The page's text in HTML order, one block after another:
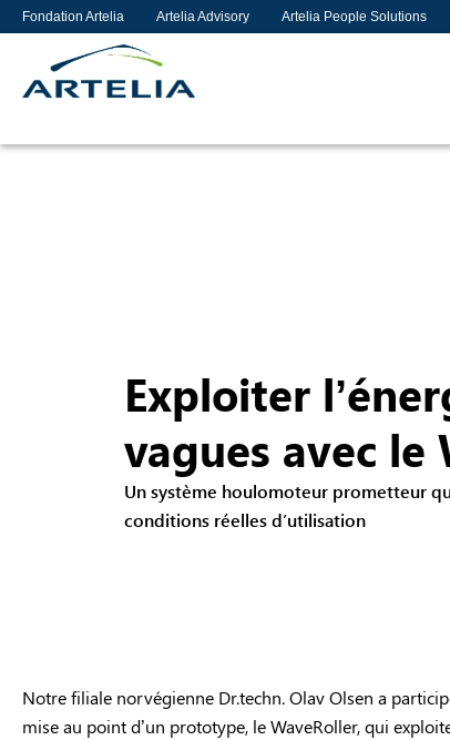
Fondation Artelia Artelia Advisory Artelia People Solutions
Exploiter
vagues avec
Un système houlomoteur prometteur
conditions réelles d’utilisation
Notre filiale norvégienne Dr.techn. Olav Olsen a
mise au point d’un prototype, le WaveRoller, qui